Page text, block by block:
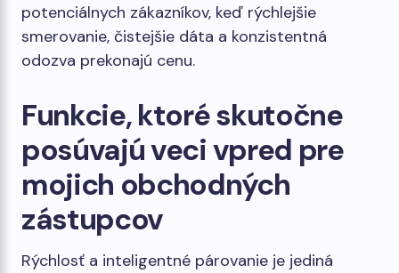
potenciálnych zákazníkov, keď rýchlejšie
smerovanie, čistejšie dáta a konzistentná
odozva prekonajú cenu.
Funkcie, ktoré skutočne
posúvajú veci vpred pre
mojich obchodných
zástupcov
Rýchlosť a inteligentné párovanie je jediná